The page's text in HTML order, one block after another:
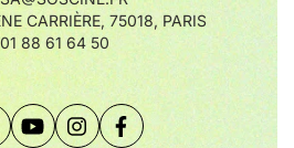
CARRIÈRE, 75018, PARIS
01 88 61 64 50